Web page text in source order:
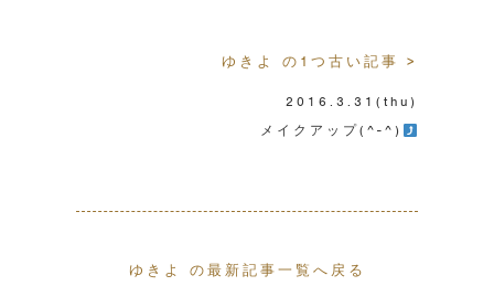
ゆきよ の1つ古い記事 >
2016.3.31 (thu)
メイクアップ(^-^)
ゆきよ の最新記事一覧へ戻る